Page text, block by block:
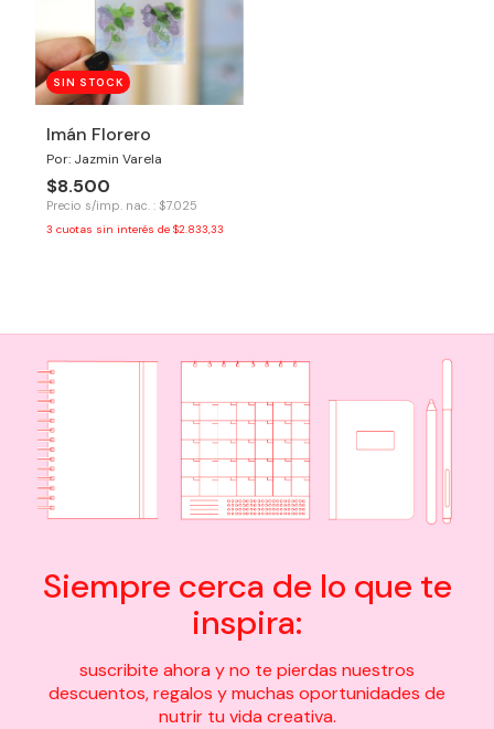
SIN STOCK
Imán Florero
Por: Jazmin Varela
$8.500
Precio s/imp. nac. : $7.025
3 cuotas sin interés de $2.833,33
Siempre cerca de lo que te
inspira:
suscribite ahora y no te pierdas nuestros
descuentos, regalos y muchas oportunidades de
nutrir tu vida creativa.